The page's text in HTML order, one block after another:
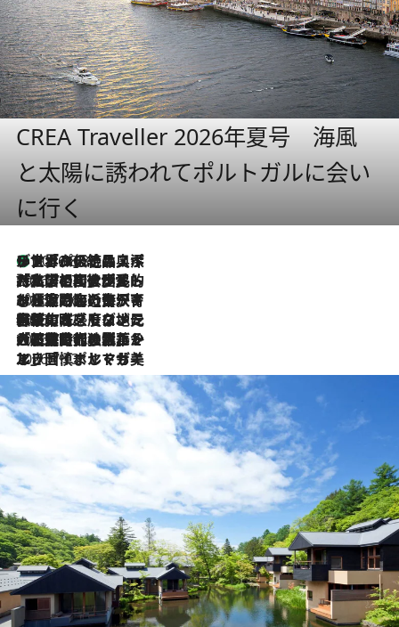
CREA Traveller 2026年夏号 海風
と太陽に誘われてポルトガルに会い
に行く
2026.8.8
リスボンの絶品スイーツ「パステル・デ・ナタ」とは？ポルトガル伝統の奥深い世界へ
2026.7.27
「私の祖国はポルトガル語です」国民的詩人フェルナンド・ペソアと、彼が愛した文学の街を歩く
2026.7.26
ポルトガル近海が育む極上の海の幸。キリリと冷えた白ワインと愉しむ、シーフード専門店の贅沢
2026.7.22
伝統の味をモダンに昇華。高感度な地元客が集う、リスボンの最旬ガストロノミー
2026.7.21
大航海時代の栄華から、震災、独裁、そして革命へ。ポルトガル・首都リスボンの石畳に刻まれた「歴史の光と影」
2026.7.13
エッセイ・ヤマザキマリ「慎ましくも美しき国 ポルトガル」